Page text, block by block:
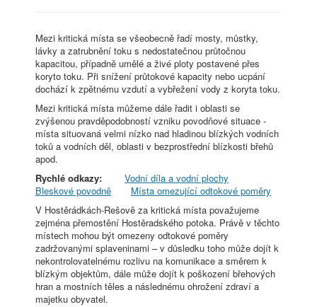
Mezi kritická místa se všeobecně řadí mosty, můstky,
lávky a zatrubnění toku s nedostatečnou průtočnou
kapacitou, případně umělé a živé ploty postavené přes
koryto toku. Při snížení průtokové kapacity nebo ucpání
dochází k zpětnému vzdutí a vybřežení vody z koryta toku.
Mezi kritická místa můžeme dále řadit i oblasti se
zvýšenou pravděpodobností vzniku povodňové situace -
místa situovaná velmi nízko nad hladinou blízkých vodních
toků a vodních děl, oblasti v bezprostřední blízkosti břehů
apod.
Rychlé odkazy:
Vodní díla a vodní plochy
Bleskové povodně
Místa omezující odtokové poměry
V Hostěrádkách-Rešově za kritická místa považujeme
zejména přemostění Hostěradského potoka. Právě v těchto
místech mohou být omezeny odtokové poměry
zadržovanými splaveninami – v důsledku toho může dojít k
nekontrolovatelnému rozlivu na komunikace a směrem k
blízkým objektům, dále může dojít k poškození břehových
hran a mostních těles a následnému ohrožení zdraví a
majetku obyvatel.